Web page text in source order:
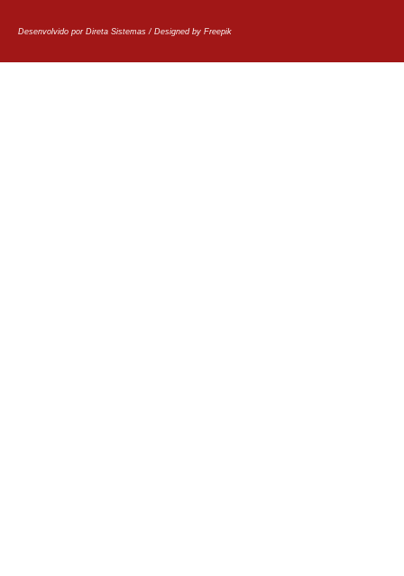
Desenvolvido por Direta Sistemas / Designed by Freepik